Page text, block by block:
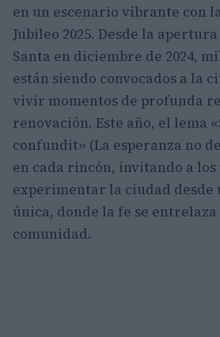
en un escenario vibrante con
Jubileo 2025. Desde la
Santa en diciembre de 2024,
están siendo convocados a la
vivir momentos de profunda
renovación. Este año, el lema
confundit» (La esperanza no
en cada rincón, invitando a
experimentar la ciudad desde
única, donde la fe se
comunidad.